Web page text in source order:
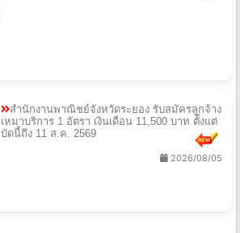
สำนักงานพาณิชย์จังหวัดระยอง รับสมัครลูกจ้าง
เหมาบริการ 1 อัตรา เงินเดือน 11,500 บาท ตั้งแต่
บัดนี้ถึง 11 ส.ค. 2569
2026/08/05